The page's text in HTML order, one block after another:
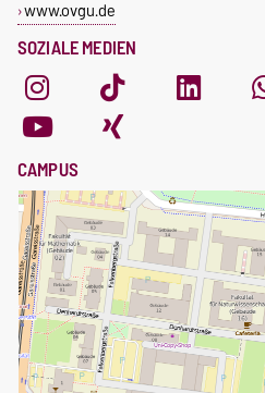
SOZIALE MEDIEN
www.ovgu.de
CAMPUS